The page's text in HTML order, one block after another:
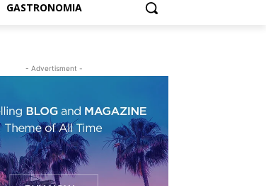
GASTRONOMIA
- Advertisment -